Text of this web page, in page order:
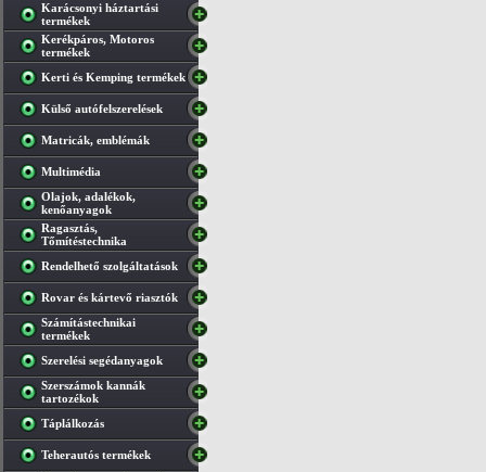
Karácsonyi háztartási
termékek
Kerékpáros, Motoros
termékek
Kerti és Kemping termékek
Külső autófelszerelések
Matricák, emblémák
Multimédia
Olajok, adalékok,
kenőanyagok
Ragasztás,
Tőmítéstechnika
Rendelhető szolgáltatások
Rovar és kártevő riasztók
Számítástechnikai
termékek
Szerelési segédanyagok
Szerszámok kannák
tartozékok
Táplálkozás
Teherautós termékek